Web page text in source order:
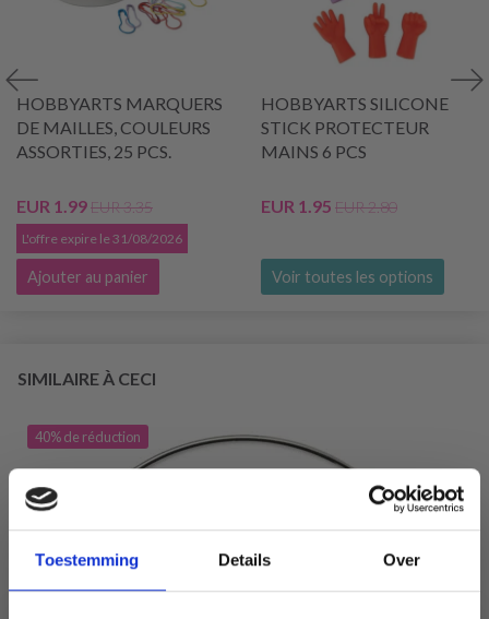
Toestemming Details Over
HOBBYARTS MARQUERS
DE MAILLES, COULEURS
ASSORTIES, 25 PCS.
EUR 1.99EUR 3.35
L'offre expire le 31/08/2026
Ajouter au panier
HOBBYARTS SILICONE
STICK PROTECTEUR
MAINS 6 PCS
EUR 1.95 EUR 2.80
Voir toutes les options
SIMILAIRE À CECI
40% de réduction